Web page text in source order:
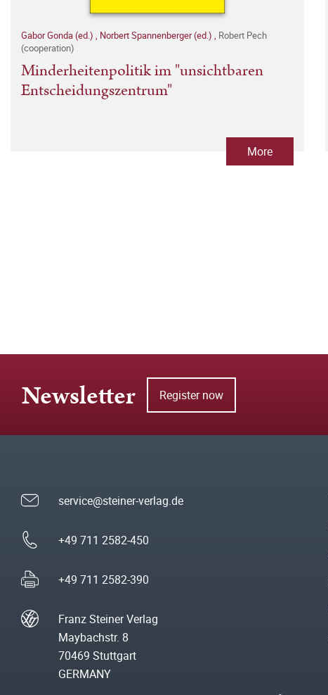
Gabor Gonda (ed.) , Norbert Spannenberger (ed.) , Robert Pech
(cooperation)
Minderheitenpolitik im "unsichtbaren
Entscheidungszentrum"
More
Newsletter Register now
service@steiner-verlag.de
+49 711 2582-450
+49 711 2582-390
Franz Steiner Verlag
Maybachstr. 8
70469 Stuttgart
GERMANY